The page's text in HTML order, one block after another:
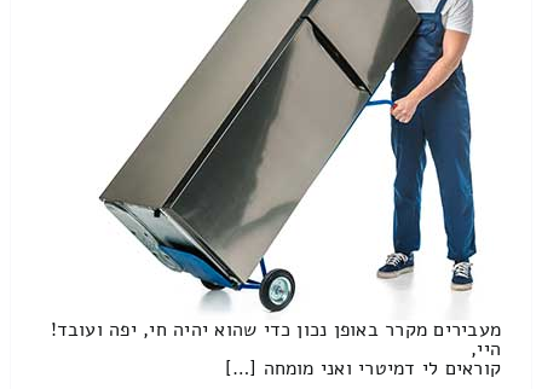
מעבירים מקרר באופן נכון כדי שהוא יהיה חי, יפה ועובד!
היי,
קוראים לי דמיטרי ואני מומחה […]